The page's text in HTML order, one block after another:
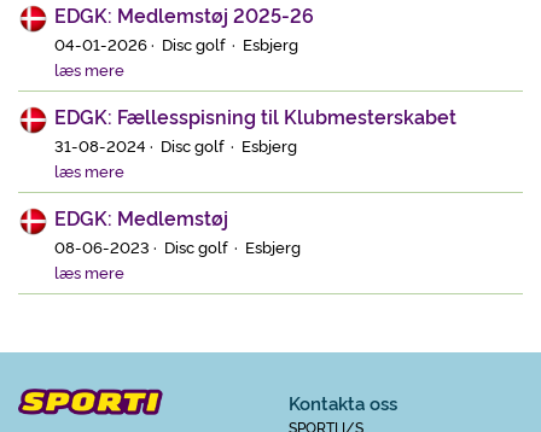
EDGK: Medlemstøj 2025-26
04-01-2026 · Disc golf · Esbjerg
læs mere
EDGK: Fællesspisning til Klubmesterskabet
31-08-2024 · Disc golf · Esbjerg
læs mere
EDGK: Medlemstøj
08-06-2023 · Disc golf · Esbjerg
læs mere
Kontakta oss
SPORTI I/S